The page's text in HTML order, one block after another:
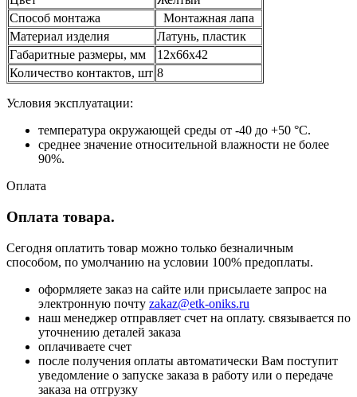
Способ монтажа
Монтажная лапа
Материал изделия
Латунь, пластик
Габаритные размеры, мм
12х66х42
Количество контактов, шт 8
Условия эксплуатации:
температура окружающей среды от -40 до +50 °С.
среднее значение относительной влажности не более
90%.
Оплата
Оплата товара.
Сегодня оплатить товар можно только безналичным
способом, по умолчанию на условии 100% предоплаты.
оформляете заказ на сайте или присылаете запрос на
электронную почту zakaz@etk-oniks.ru
наш менеджер отправляет счет на оплату. связывается по
уточнению деталей заказа
оплачиваете счет
после получения оплаты автоматически Вам поступит
уведомление о запуске заказа в работу или о передаче
заказа на отгрузку